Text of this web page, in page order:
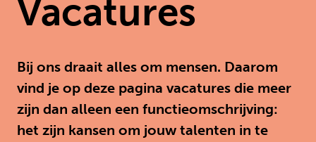
Vacatures
Bij ons draait alles om mensen. Daarom
vind je op deze pagina vacatures die meer
zijn dan alleen een functieomschrijving:
het zijn kansen om jouw talenten in te